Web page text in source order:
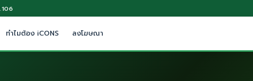
ทำไมต้อง iCONS ลงโฆษณา